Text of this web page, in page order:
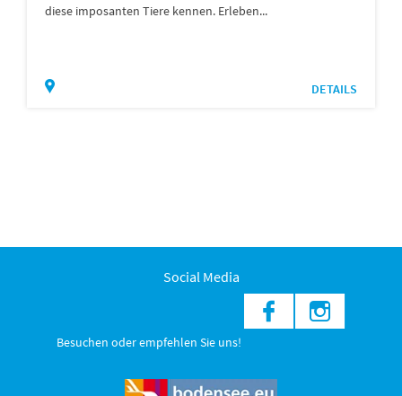
diese imposanten Tiere kennen. Erleben...
DETAILS
Social Media
Besuchen oder empfehlen Sie uns!